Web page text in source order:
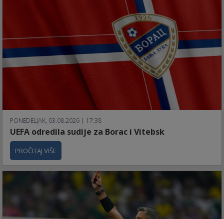
PONEDELJAK, 03.08.2026 | 17:38
UEFA odredila sudije za Borac i Vitebsk
PROČITAJ VIŠE